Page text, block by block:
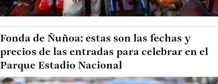
Fonda de Ñuñoa: estas son las fechas y
precios de las entradas para celebrar en el
Parque Estadio Nacional